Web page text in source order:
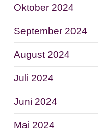
Oktober 2024
September 2024
August 2024
Juli 2024
Juni 2024
Mai 2024